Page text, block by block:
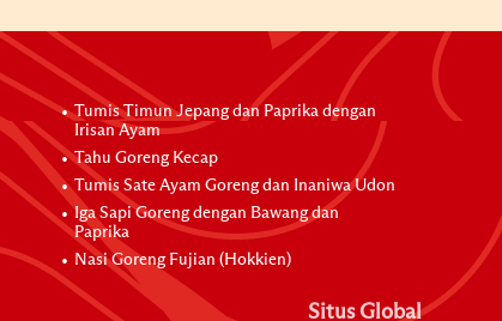
Tumis Timun Jepang dan Paprika dengan
Irisan Ayam
Tahu Goreng Kecap
Tumis Sate Ayam Goreng dan Inaniwa Udon
Iga Sapi Goreng dengan Bawang dan
Paprika
Nasi Goreng Fujian (Hokkien)
Situs Global